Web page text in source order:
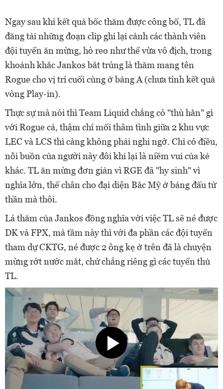
Ngay sau khi kết quả bốc thăm được công bố, TL đã
đăng tải những đoạn clip ghi lại cảnh các thành viên
đội tuyển ăn mừng, hò reo như thể vừa vô địch, trong
khoảnh khắc Jankos bắt trúng là thăm mang tên
Rogue cho vị trí cuối cùng ở bảng A (chưa tính kết quả
vòng Play-in).
Thực sự mà nói thì Team Liquid chẳng có "thù hằn" gì
với Rogue cả, thậm chí mối thâm tình giữa 2 khu vực
LEC và LCS thì càng không phải nghi ngờ. Chỉ có điều,
nỗi buồn của người này đôi khi lại là niềm vui của kẻ
khác. TL ăn mừng đơn giản vì RGE đã "hy sinh" vì
nghĩa lớn, thế chân cho đại diện Bắc Mỹ ở bảng đấu tử
thần mà thôi.
Lá thăm của Jankos đồng nghĩa với việc TL sẽ né được
DK và FPX, mà tầm này thì với đa phần các đội tuyển
tham dự CKTG, né được 2 ông kẹ ở trên đã là chuyện
mừng rớt nước mắt, chứ chẳng riêng gì các tuyển thủ
TL.